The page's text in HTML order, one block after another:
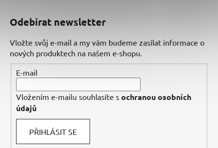
Odebírat newsletter
Vložte svůj e-mail a my vám budeme zasílat informace o
nových produktech na našem e-shopu.
E-mail
Vložením e-mailu souhlasíte s ochranou osobních
údajů
PŘIHLÁSIT SE